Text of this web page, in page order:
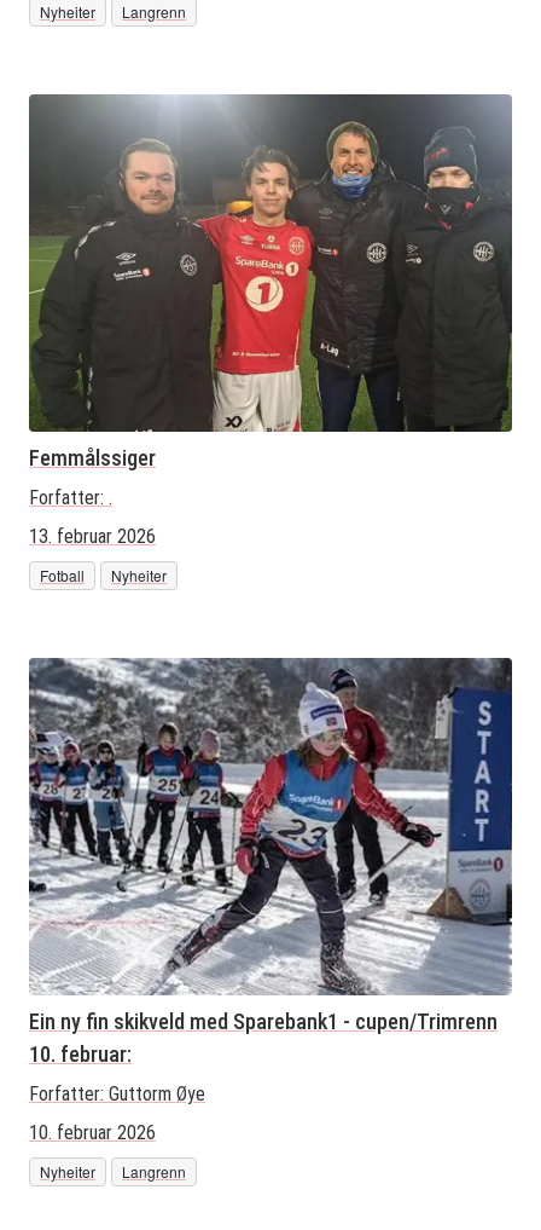
Nyheiter Langrenn
Femmålssiger
Forfatter: .
13. februar 2026
Fotball Nyheiter
Ein ny fin skikveld med Sparebank1 - cupen/Trimrenn
10. februar:
Forfatter: Guttorm Øye
10. februar 2026
Nyheiter Langrenn